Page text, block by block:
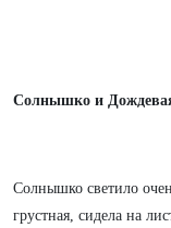
Солнышко и
Солнышко светило
грустная, сидела на